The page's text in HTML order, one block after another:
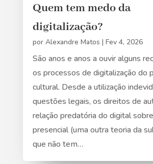
Quem tem medo da
digitalização?
por Alexandre Matos | Fev 4, 2026
São anos e anos a ouvir alguns
os processos de digitalização do
cultural. Desde a utilização
questões legais, os direitos de
relação predatória do digital
presencial (uma outra teoria da
que não tem…